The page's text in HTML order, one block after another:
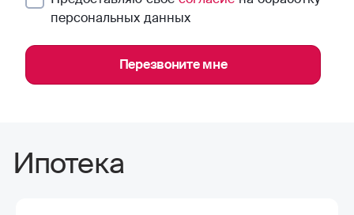
персональных данных
Перезвоните мне
Ипотека